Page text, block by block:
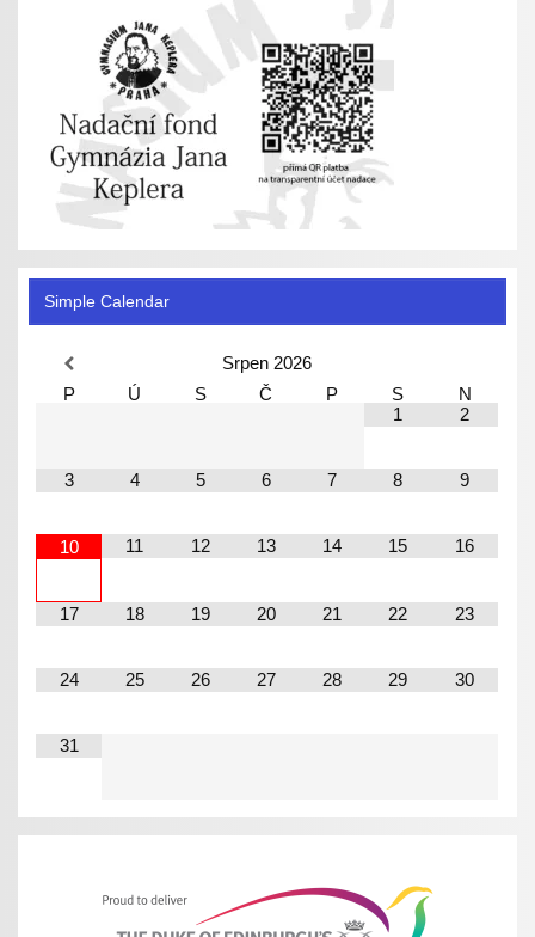
Simple Calendar
Srpen 2026
P
Ú S Č P S
N
1
2
3 4 5 6 7 8 9
10 11 12 13 14 15 16
17 18 19 20 21 22 23
24 25 26 27 28 29 30
31